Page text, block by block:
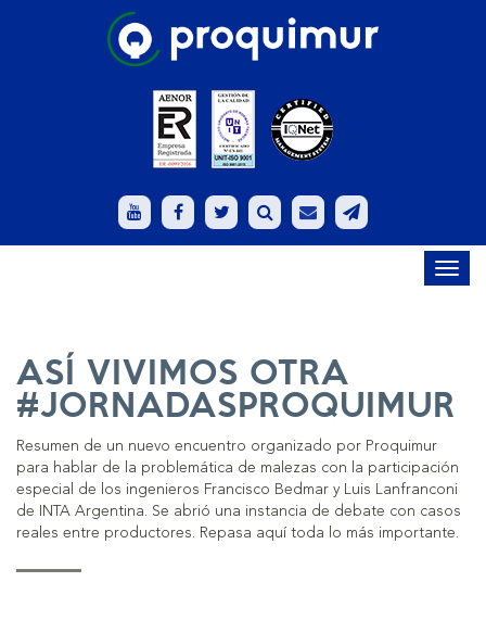
ASÍ VIVIMOS OTRA
#JORNADASPROQUIMUR
Resumen de un nuevo encuentro organizado por Proquimur
para hablar de la problemática de malezas con la participación
especial de los ingenieros Francisco Bedmar y Luis Lanfranconi
de INTA Argentina. Se abrió una instancia de debate con casos
reales entre productores. Repasa aquí toda lo más importante.